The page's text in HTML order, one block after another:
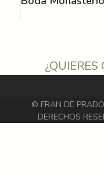
© FRAN DE
DERECHOS